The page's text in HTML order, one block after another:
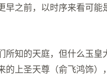
早之前，以时序来看可能
所知的天庭，但什么玉皇
的上圣天尊（俞飞鸿饰）